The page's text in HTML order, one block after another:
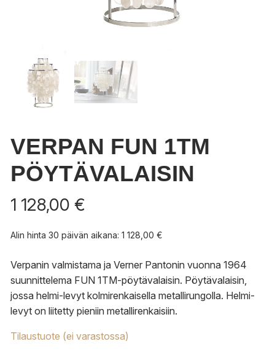
VERPAN FUN 1TM
PÖYTÄVALAISIN
1 128,00 €
Alin hinta 30 päivän aikana: 1 128,00 €
Verpanin valmistama ja Verner Pantonin vuonna 1964
suunnittelema FUN 1TM-pöytävalaisin. Pöytävalaisin,
jossa helmi-levyt kolmirenkaisella metallirungolla. Helmi-
levyt on liitetty pieniin metallirenkaisiin.
Tilaustuote (ei varastossa)